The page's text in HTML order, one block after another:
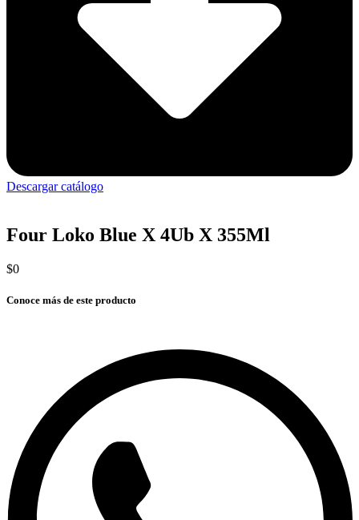
Descargar catálogo
Four Loko Blue X 4Ub X 355Ml
$0
Conoce más de este producto